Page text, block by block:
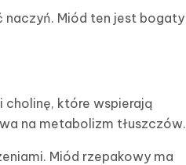
naczyń. Miód ten jest bogaty
cholinę, które wspierają
na metabolizm tłuszczów.
Miód rzepakowy ma